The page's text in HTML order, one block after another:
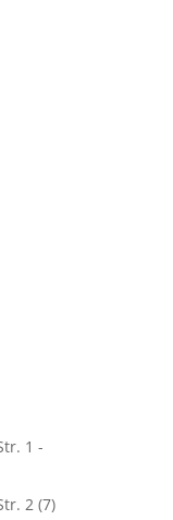
1 -
2 (7)